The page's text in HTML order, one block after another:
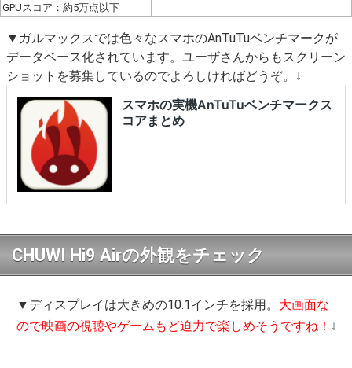
GPUスコア：約5万点以下
▼ガルマックスでは色々なスマホのAnTuTuベンチマークが
データベース化されています。ユーザさんからもスクリーン
ショットを募集しているのでよろしければどうぞ。↓
CHUWI Hi9 Airの外観をチェック
▼ディスプレイは大きめの10.1インチを採用。 大画面な
ので映画の視聴やゲームもど迫力で楽しめそうですね！ ↓